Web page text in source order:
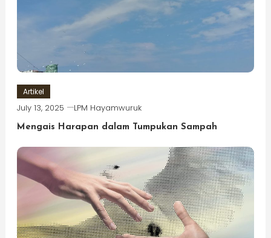
Artikel
July 13, 2025 LPM Hayamwuruk
Mengais Harapan dalam Tumpukan Sampah